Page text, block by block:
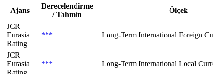
Ajans
Derecelendirme
/ Tahmin
Ölçek
JCR
Eurasia
Rating
*** Long-Term International Foreign
JCR
Eurasia
Rating
*** Long-Term International Local